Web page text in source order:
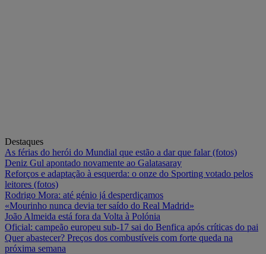
Destaques
As férias do herói do Mundial que estão a dar que falar (fotos)
Deniz Gul apontado novamente ao Galatasaray
Reforços e adaptação à esquerda: o onze do Sporting votado pelos
leitores (fotos)
Rodrigo Mora: até génio já desperdiçamos
«Mourinho nunca devia ter saído do Real Madrid»
João Almeida está fora da Volta à Polónia
Oficial: campeão europeu sub-17 sai do Benfica após críticas do pai
Quer abastecer? Preços dos combustíveis com forte queda na
próxima semana